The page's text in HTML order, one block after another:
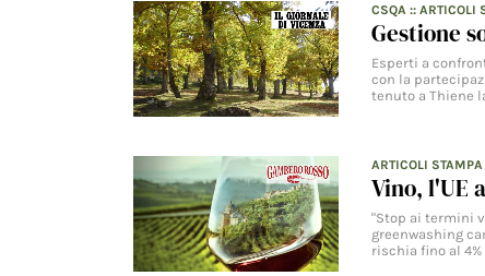
CSQA ::ARTICOLI
Gestione
Esperti a
con la
tenuto a Thiene
ARTICOLI STAMPA
Vino, l'UE
"Stop ai termini
greenwashing
rischia fino al 4%